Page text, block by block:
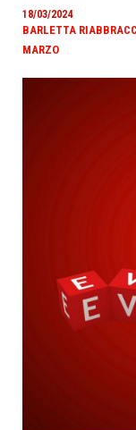
18/03/2024
BARLETTA
MARZO